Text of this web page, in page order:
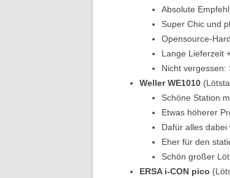
Absolute
Super Chic und
Opensource-
Lange Lieferzeit
Nicht vergessen:
Weller WE1010
Schöne Station
Etwas höherer
Dafür alles
Eher für den
Schön großer
ERSA i-CON pico